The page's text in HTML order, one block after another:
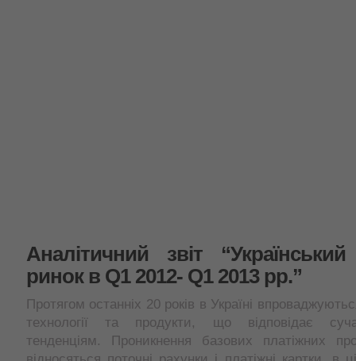
Аналітичний звіт
ринок в Q1 2012- Q1 2013 рр.”
Протягом останніх 20 років в Україні
технології та продукти, що відповідає
тенденціям. Проникнення базових платіжних